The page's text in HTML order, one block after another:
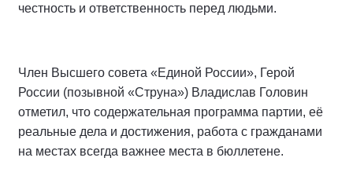
честность и ответственность перед людьми.
Член Высшего совета «Единой России», Герой
России (позывной «Струна») Владислав Головин
отметил, что содержательная программа партии, её
реальные дела и достижения, работа с гражданами
на местах всегда важнее места в бюллетене.